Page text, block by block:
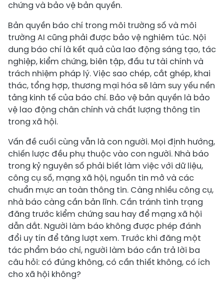
chứng và bảo vệ bản quyền.
Bản quyền báo chí trong môi trường số và môi
trường AI cũng phải được bảo vệ nghiêm túc. Nội
dung báo chí là kết quả của lao động sáng tạo, tác
nghiệp, kiểm chứng, biên tập, đầu tư tài chính và
trách nhiệm pháp lý. Việc sao chép, cắt ghép, khai
thác, tổng hợp, thương mại hóa sẽ làm suy yếu nền
tảng kinh tế của báo chí. Bảo vệ bản quyền là bảo
vệ lao động chân chính và chất lượng thông tin
trong xã hội.
Vấn đề cuối cùng vẫn là con người. Mọi định hướng,
chiến lược đều phụ thuộc vào con người. Nhà báo
trong kỷ nguyên số phải biết làm việc với dữ liệu,
công cụ số, mạng xã hội, nguồn tin mở và các
chuẩn mực an toàn thông tin. Càng nhiều công cụ,
nhà báo càng cần bản lĩnh. Cần tránh tình trạng
đăng trước kiểm chứng sau hay để mạng xã hội
dẫn dắt. Người làm báo không được phép đánh
đổi uy tín để tăng lượt xem. Trước khi đăng một
tác phẩm báo chí, người làm báo cần trả lời ba
câu hỏi: có đúng không, có cần thiết không, có ích
cho xã hội không?